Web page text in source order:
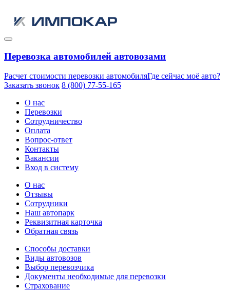
Перевозка автомобилей автовозами
Расчет стоимости перевозки автомобиляГде сейчас моё авто?
Заказать звонок 8 (800) 77-55-165
О нас
Перевозки
Сотрудничество
Оплата
Вопрос-ответ
Контакты
Вакансии
Вход в систему
О нас
Отзывы
Сотрудники
Наш автопарк
Реквизитная карточка
Обратная связь
Способы доставки
Виды автовозов
Выбор перевозчика
Документы необходимые для перевозки
Страхование